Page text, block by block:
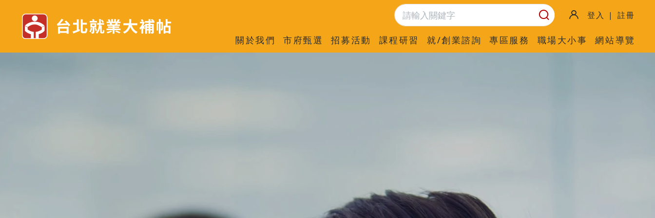
登入 | 註冊
關於我們 市府甄選 招募活動 課程研習 就/創業諮詢 專區服務 職場大小事 網站導覽